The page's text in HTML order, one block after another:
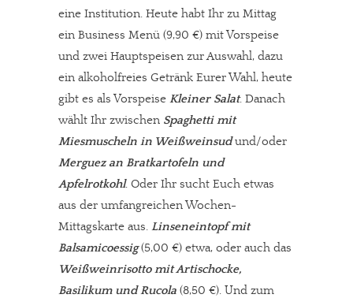
eine Institution. Heute habt Ihr zu Mittag
ein Business Menü (9,90 €) mit Vorspeise
und zwei Hauptspeisen zur Auswahl, dazu
ein alkoholfreies Getränk Eurer Wahl, heute
gibt es als Vorspeise Kleiner Salat. Danach
wählt Ihr zwischen Spaghetti mit
Miesmuscheln in Weißweinsudund/oder
Merguez an Bratkartofeln und
Apfelrotkohl. Oder Ihr sucht Euch etwas
aus der umfangreichen Wochen-
Mittagskarte aus. Linseneintopf mit
Balsamicoessig(5,00 €) etwa, oder auch das
Weißweinrisotto mit Artischocke,
Basilikum und Rucola (8,50 €). Und zum